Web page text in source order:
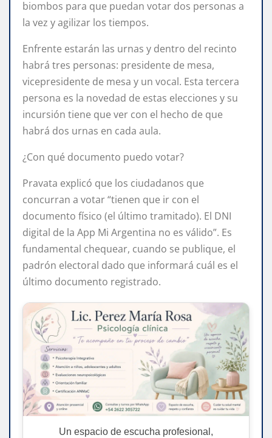
biombos para que puedan votar dos personas a
la vez y agilizar los tiempos.
Enfrente estarán las urnas y dentro del recinto
habrá tres personas: presidente de mesa,
vicepresidente de mesa y un vocal. Esta tercera
persona es la novedad de estas elecciones y su
incursión tiene que ver con el hecho de que
habrá dos urnas en cada aula.
¿Con qué documento puedo votar?
Pravata explicó que los ciudadanos que
concurran a votar “tienen que ir con el
documento físico (el último tramitado). El DNI
digital de la App Mi Argentina no es válido”. Es
fundamental chequear, cuando se publique, el
padrón electoral dado que informará cuál es el
último documento registrado.
Un espacio de escucha profesional,